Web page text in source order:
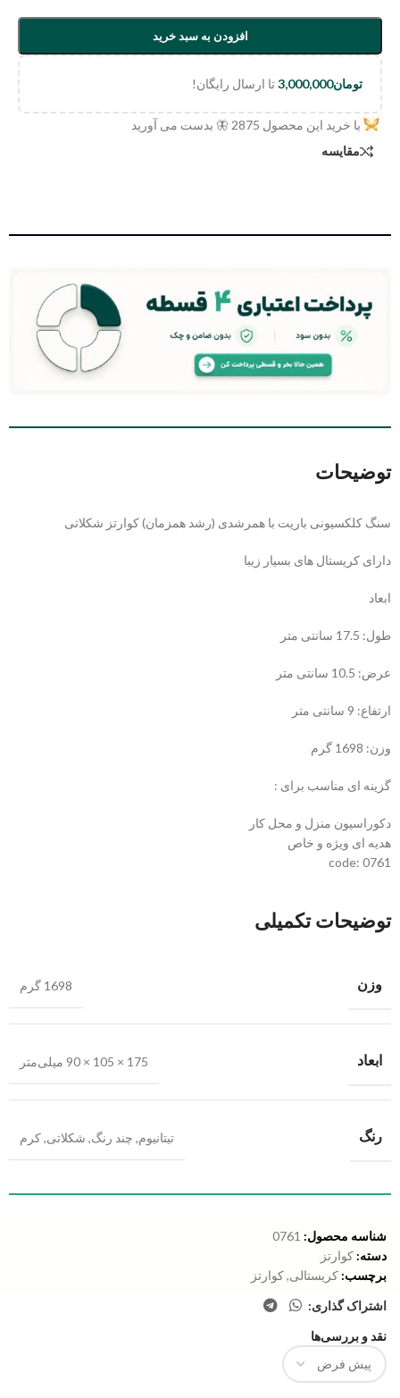
افزودن به سبد خرید
تومان3,000,000تا ارسال رایگان!
با خرید این محصول 2875 🦋 بدست می آورید
مقایسه
توضیحات
سنگ کلکسیونی باریت با همرشدی (رشد همزمان) کوارتز شکلاتی
دارای کریستال های بسیار زیبا
ابعاد
طول: 17.5 سانتی متر
عرض: 10.5 سانتی متر
ارتفاع: 9 سانتی متر
وزن: 1698 گرم
گزینه ای مناسب برای :
دکوراسیون منزل و محل کار
هدیه ای ویژه و خاص
code: 0761
توضیحات تکمیلی
وزن 1698 گرم
ابعاد 175 × 105 × 90 میلی‌متر
رنگ تیتانیوم, چند رنگ, شکلاتی,کرم
شناسه محصول: 0761
دسته: کوارتز
برچسب: کریستالی,کوارتز
اشتراک گذاری:
نقد و بررسی‌ها